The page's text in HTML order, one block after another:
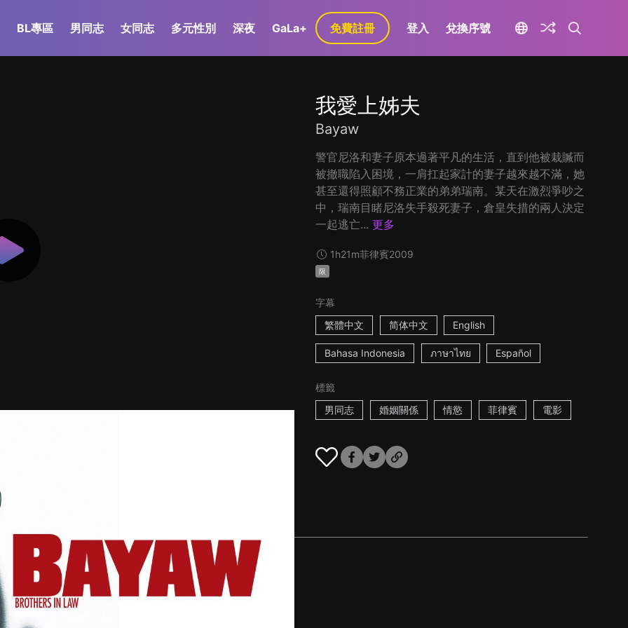
BL專區 男同志 女同志 多元性別 深夜 GaLa+ 免費註冊 登入 兌換序號
我愛上姊夫
Bayaw
警官尼洛和妻子原本過著平凡的生活，直到他被栽贓而
被撤職陷入困境，一肩扛起家計的妻子越來越不滿，她
甚至還得照顧不務正業的弟弟瑞南。某天在激烈爭吵之
中，瑞南目睹尼洛失手殺死妻子，倉皇失措的兩人決定
一起逃亡... 更多
1h21m菲律賓2009
限
字幕
繁體中文
简体中文 English
Bahasa Indonesia ภาษาไทย Español
標籤
男同志
婚姻關係 情慾 菲律賓 電影